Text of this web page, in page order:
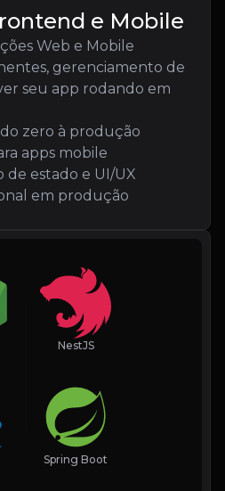
e Mobile
Web e Mobile
gerenciamento de
seu app rodando em
zero à produção
apps mobile
de estado e UI/UX
em produção
NestJS
Spring Boot